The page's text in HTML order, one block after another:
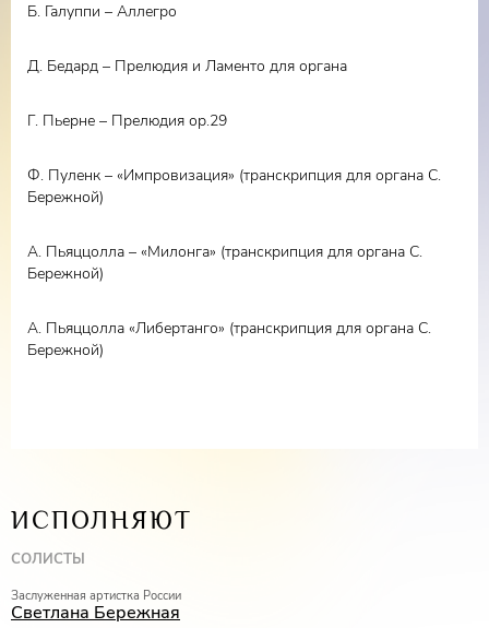
Б. Галуппи – Аллегро
Д. Бедард – Прелюдия и Ламенто для органа
Г. Пьерне – Прелюдия ор.29
Ф. Пуленк – «Импровизация» (транскрипция для органа С.
Бережной)
А. Пьяццолла – «Милонга» (транскрипция для органа С.
Бережной)
А. Пьяццолла «Либертанго» (транскрипция для органа С.
Бережной)
ИСПОЛНЯЮТ
СОЛИСТЫ
Заслуженная артистка России
Светлана Бережная